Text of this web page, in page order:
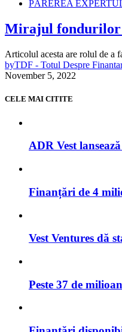
PĂREREA
Mirajul fondurilor
Articolul acesta are rolul de a
byTDF - Totul Despre
November 5, 2022
CELE MAI CITITE
ADR Vest
Finanțări de 4
Vest Ventures dă
Peste 37 de